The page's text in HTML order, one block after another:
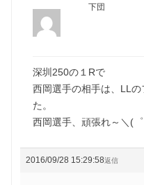
下団
深圳250の１Rで
西岡選手の相手は、LL
た。
西岡選手、頑張れ～＼(
2016/09/28 15:29:58返信